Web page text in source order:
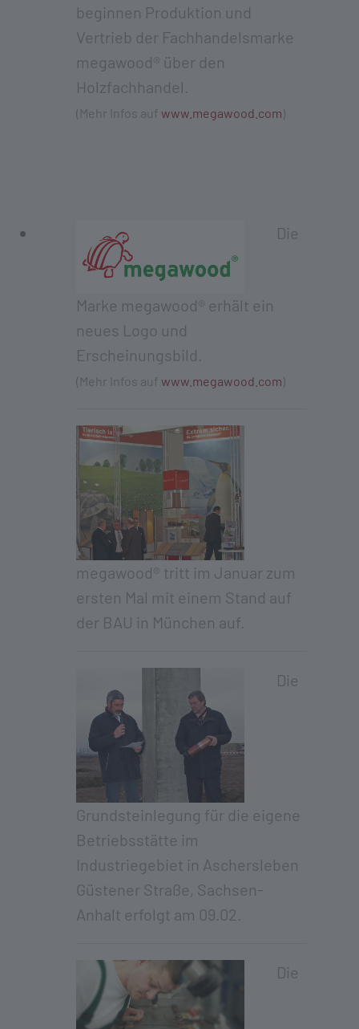
beginnen Produktion und
Vertrieb der Fachhandelsmarke
megawood® über den
Holzfachhandel.
(Mehr Infos auf www.megawood.com)
Die
Marke megawood® erhält ein
neues Logo und
Erscheinungsbild.
(Mehr Infos auf www.megawood.com)
megawood® tritt im Januar zum
ersten Mal mit einem Stand auf
der BAU in München auf.
Die
Grundsteinlegung für die eigene
Betriebsstätte im
Industriegebiet in Aschersleben
Güstener Straße, Sachsen-
Anhalt erfolgt am 09.02.
Die